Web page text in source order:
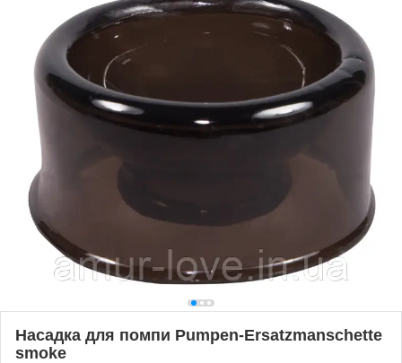
Насадка для помпи Pumpen-Ersatzmanschette
smoke